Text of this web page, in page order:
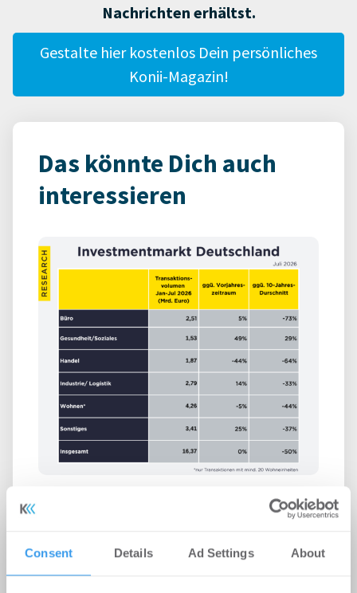
Consent Details Ad Settings About
Nachrichten erhältst.
Gestalte hier kostenlos Dein persönliches
Konii-Magazin!
Das könnte Dich auch
interessieren
Büro | Märkte-06.08.2026